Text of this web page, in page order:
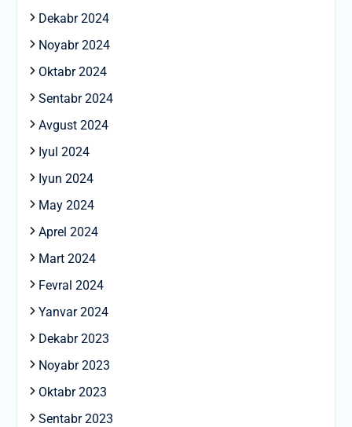
Dekabr 2024
Noyabr 2024
Oktabr 2024
Sentabr 2024
Avgust 2024
Iyul 2024
Iyun 2024
May 2024
Aprel 2024
Mart 2024
Fevral 2024
Yanvar 2024
Dekabr 2023
Noyabr 2023
Oktabr 2023
Sentabr 2023